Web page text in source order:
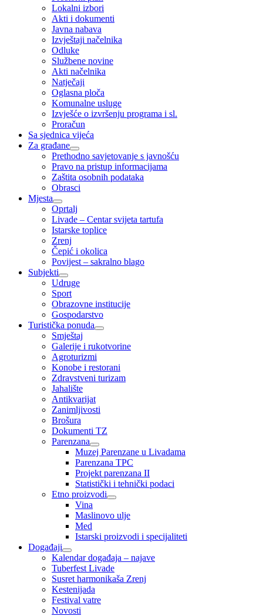
Lokalni izbori
Akti i dokumenti
Javna nabava
Izvještaji načelnika
Odluke
Službene novine
Akti načelnika
Natječaji
Oglasna ploča
Komunalne usluge
Izvješće o izvršenju programa i sl.
Proračun
Sa sjednica vijeća
Za građane
Prethodno savjetovanje s javnošću
Pravo na pristup informacijama
Zaštita osobnih podataka
Obrasci
Mjesta
Oprtalj
Livade – Centar svijeta tartufa
Istarske toplice
Zrenj
Čepić i okolica
Povijest – sakralno blago
Subjekti
Udruge
Sport
Obrazovne institucije
Gospodarstvo
Turistička ponuda
Smještaj
Galerije i rukotvorine
Agroturizmi
Konobe i restorani
Zdravstveni turizam
Jahalište
Antikvarijat
Zanimljivosti
Brošura
Dokumenti TZ
Parenzana
Muzej Parenzane u Livadama
Parenzana TPC
Projekt parenzana II
Statistički i tehnički podaci
Etno proizvodi
Vina
Maslinovo ulje
Med
Istarski proizvodi i specijaliteti
Događaji
Kalendar događaja – najave
Tuberfest Livade
Susret harmonikaša Zrenj
Kestenijada
Festival vatre
Novosti